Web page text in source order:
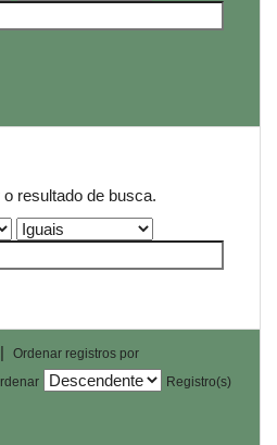
resultado de busca.
|
Ordenar registros por
Registro(s)